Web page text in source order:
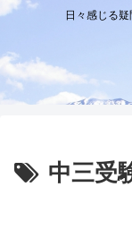
日々感じる
中三受